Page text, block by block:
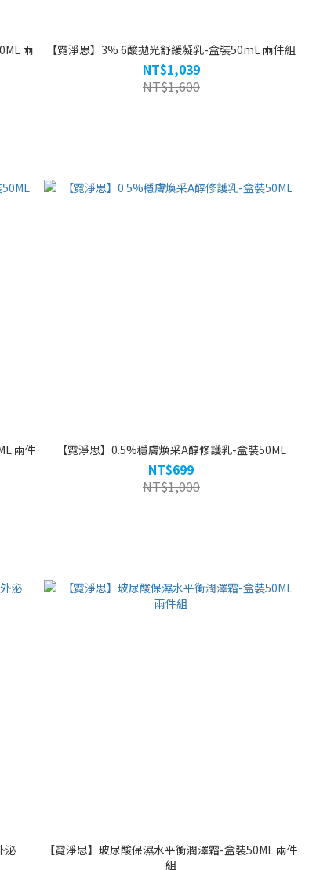
兩
【霓淨思】3% 6酸拋光舒緩凝乳-盒裝50mL 兩件組
NT$1,039
NT$1,600
兩件
【霓淨思】0.5%穩膚煥采A醇修護乳-盒裝50ML
NT$699
NT$1,000
泌
【霓淨思】玻尿酸保濕水平衡潤澤霜-盒裝50ML 兩件
組